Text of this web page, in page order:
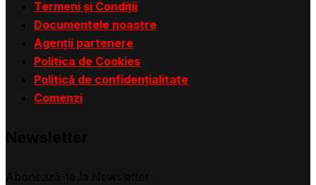
Termeni și Condiții
Documentele noastre
Agenții partenere
Politica de Cookies
Politică de confidențialitate
Comenzi